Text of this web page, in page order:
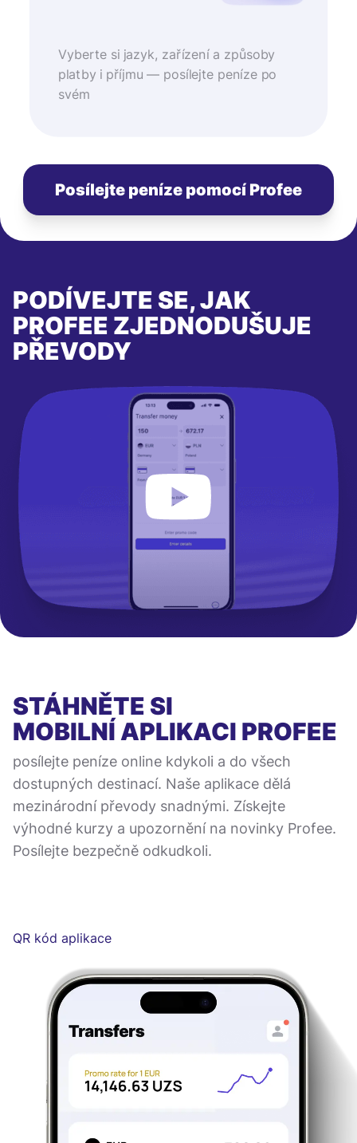
Vyberte si jazyk, zařízení a způsoby
platby i příjmu — posílejte peníze po
svém
Posílejte peníze pomocí Profee
PODÍVEJTE SE, JAK
PROFEE ZJEDNODUŠUJE
PŘEVODY
STÁHNĚTE SI
MOBILNÍ APLIKACI PROFEE
posílejte peníze online kdykoli a do všech
dostupných destinací. Naše aplikace dělá
mezinárodní převody snadnými. Získejte
výhodné kurzy a upozornění na novinky Profee.
Posílejte bezpečně odkudkoli.
QR kód aplikace